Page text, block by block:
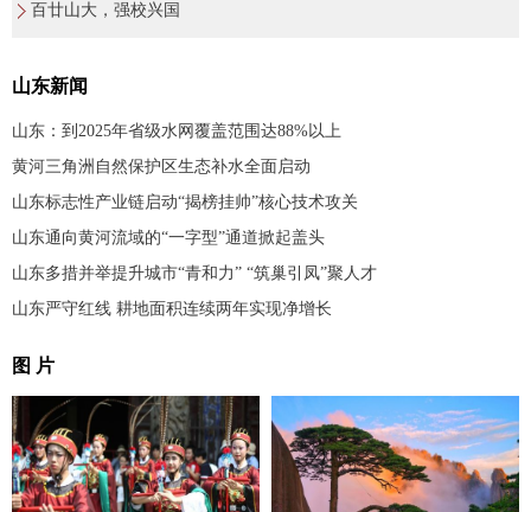
百廿山大，强校兴国
山东新闻
山东：到2025年省级水网覆盖范围达88%以上
黄河三角洲自然保护区生态补水全面启动
山东标志性产业链启动“揭榜挂帅”核心技术攻关
山东通向黄河流域的“一字型”通道掀起盖头
山东多措并举提升城市“青和力” “筑巢引凤”聚人才
山东严守红线 耕地面积连续两年实现净增长
图 片